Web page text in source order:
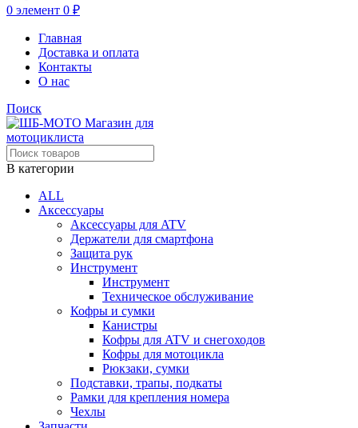
0 элемент 0 ₽
Главная
Доставка и оплата
Контакты
О нас
Поиск
В категории
ALL
Аксессуары
Аксессуары для ATV
Держатели для смартфона
Защита рук
Инструмент
Инструмент
Техническое обслуживание
Кофры и сумки
Канистры
Кофры для ATV и снегоходов
Кофры для мотоцикла
Рюкзаки, сумки
Подставки, трапы, подкаты
Рамки для крепления номера
Чехлы